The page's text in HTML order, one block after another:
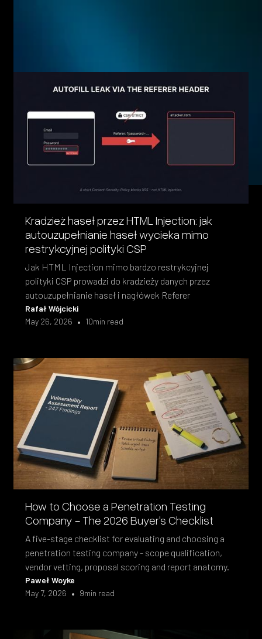
Kradzież haseł przez HTML Injection: jak
autouzupełnianie haseł wycieka mimo
restrykcyjnej polityki CSP
Jak HTML Injection mimo bardzo restrykcyjnej
polityki CSP prowadzi do kradzieży danych przez
autouzupełnianie haseł i nagłówek Referer
Rafał Wójcicki
May 26, 2026 • 10min read
How to Choose a Penetration Testing
Company - The 2026 Buyer's Checklist
A five-stage checklist for evaluating and choosing a
penetration testing company - scope qualification,
vendor vetting, proposal scoring and report anatomy.
Paweł Woyke
May 7, 2026 • 9min read